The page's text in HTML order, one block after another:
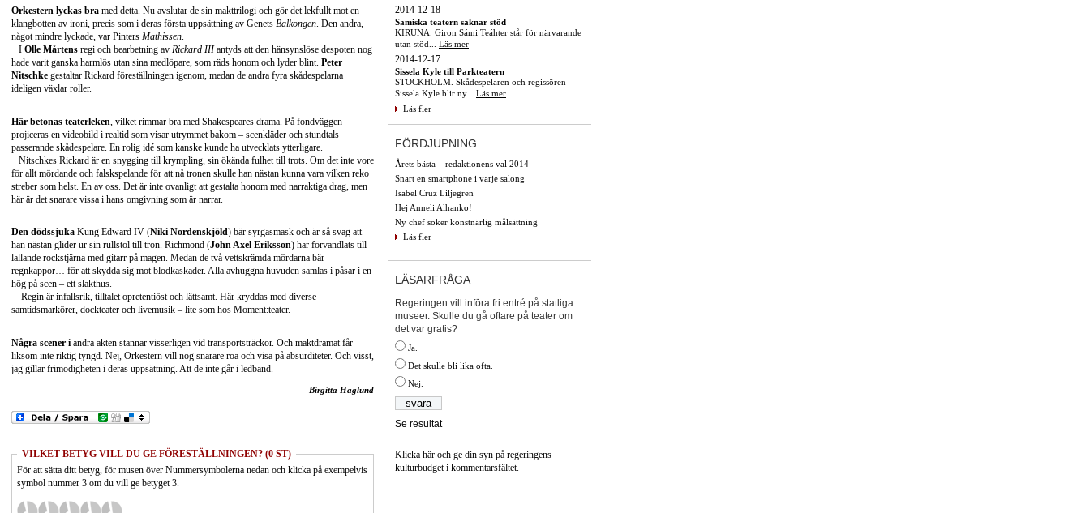
Orkestern lyckas bra med detta. Nu avslutar de sin makttrilogi och gör det lekfullt mot en
klangbotten av ironi, precis som i deras första uppsättning av Genets Balkongen. Den andra,
något mindre lyckade, var Pinters Mathissen.
I Olle Mårtens regi och bearbetning av Rickard IIIantyds att den hänsynslöse despoten nog
hade varit ganska harmlös utan sina medlöpare, som räds honom och lyder blint. Peter
Nitschke gestaltar Rickard föreställningen igenom, medan de andra fyra skådespelarna
ideligen växlar roller.
Här betonas teaterleken , vilket rimmar bra med Shakespeares drama. På fondväggen
projiceras en videobild i realtid som visar utrymmet bakom – scenkläder och stundtals
passerande skådespelare. En rolig idé som kanske kunde ha utvecklats ytterligare.
Nitschkes Rickard är en snygging till krympling, sin ökända fulhet till trots. Om det inte vore
för allt mördande och falskspelande för att nå tronen skulle han nästan kunna vara vilken reko
streber som helst. En av oss. Det är inte ovanligt att gestalta honom med narraktiga drag, men
här är det snarare vissa i hans omgivning som är narrar.
Den dödssjuka Kung Edward IV (Niki Nordenskjöld) bär syrgasmask och är så svag att
han nästan glider ur sin rullstol till tron. Richmond (John Axel Eriksson) har förvandlats till
lallande rockstjärna med gitarr på magen. Medan de två vettskrämda mördarna bär
regnkappor… för att skydda sig mot blodkaskader. Alla avhuggna huvuden samlas i påsar i en
hög på scen – ett slakthus.
Regin är infallsrik, tilltalet opretentiöst och lättsamt. Här kryddas med diverse
samtidsmarkörer, dockteater och livemusik – lite som hos Moment:teater.
Några scener i andra akten stannar visserligen vid transportsträckor. Och maktdramat får
liksom inte riktig tyngd. Nej, Orkestern vill nog snarare roa och visa på absurditeter. Och visst,
jag gillar frimodigheten i deras uppsättning. Att de inte går i ledband.
Birgitta Haglund
VILKET BETYG VILL DU GE FÖRESTÄLLNINGEN? (0 ST)
För att sätta ditt betyg, för musen över Nummersymbolerna nedan och klicka på exempelvis
symbol nummer 3 om du vill ge betyget 3.
2014-12-18
Samiska teatern saknar stöd
KIRUNA. Giron Sámi Teáhter står för närvarande
utan stöd... Läs mer
2014-12-17
Sissela Kyle till Parkteatern
STOCKHOLM. Skådespelaren och regissören
Sissela Kyle blir ny... Läs mer
Läs fler
FÖRDJUPNING
Årets bästa – redaktionens val 2014
Snart en smartphone i varje salong
Isabel Cruz Liljegren
Hej Anneli Alhanko!
Ny chef söker konstnärlig målsättning
Läs fler
LÄSARFRÅGA
Regeringen vill införa fri entré på statliga
museer. Skulle du gå oftare på teater om
det var gratis?
Ja.
Det skulle bli lika ofta.
Nej.
Se resultat
Klicka här och ge din syn på regeringens
kulturbudget i kommentarsfältet.